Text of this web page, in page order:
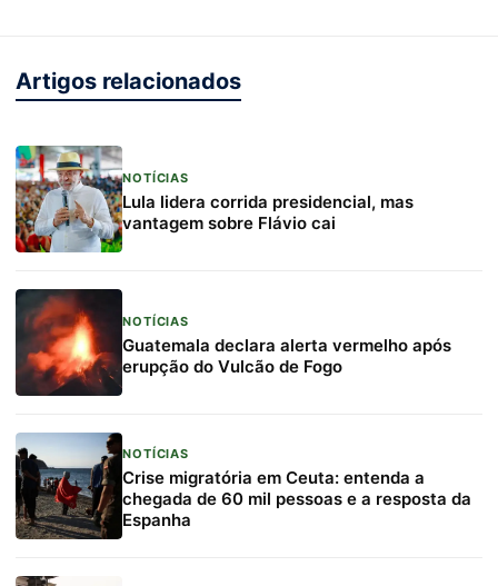
Artigos relacionados
NOTÍCIAS
Lula lidera corrida presidencial, mas
vantagem sobre Flávio cai
NOTÍCIAS
Guatemala declara alerta vermelho após
erupção do Vulcão de Fogo
NOTÍCIAS
Crise migratória em Ceuta: entenda a
chegada de 60 mil pessoas e a resposta da
Espanha